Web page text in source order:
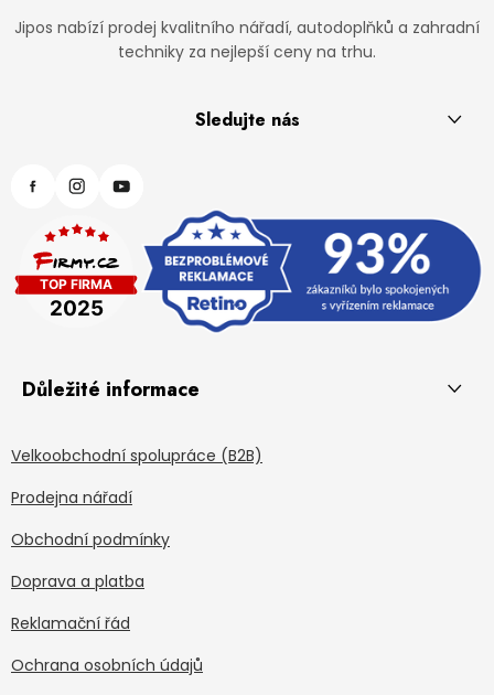
Jipos nabízí prodej kvalitního nářadí, autodoplňků a zahradní
techniky za nejlepší ceny na trhu.
Sledujte nás
Důležité informace
Velkoobchodní spolupráce (B2B)
Prodejna nářadí
Obchodní podmínky
Doprava a platba
Reklamační řád
Ochrana osobních údajů